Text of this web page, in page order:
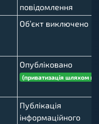
повідомлення
Об’єкт виключено
Опубліковано
(приватизація шляхом
Публікація
інформаційного